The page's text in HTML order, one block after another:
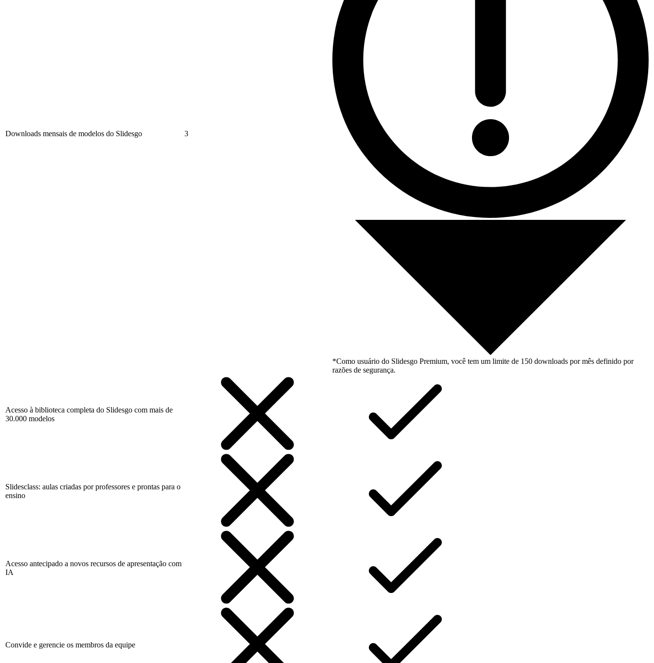
Downloads mensais de modelos do Slidesgo 3
*Como usuário do Slidesgo Premium, você tem um limite de 150 downloads por mês definido por
razões de segurança.
Acesso à biblioteca completa do Slidesgo com mais de
30.000 modelos
Slidesclass: aulas criadas por professores e prontas para o
ensino
Acesso antecipado a novos recursos de apresentação com
IA
Convide e gerencie os membros da equipe